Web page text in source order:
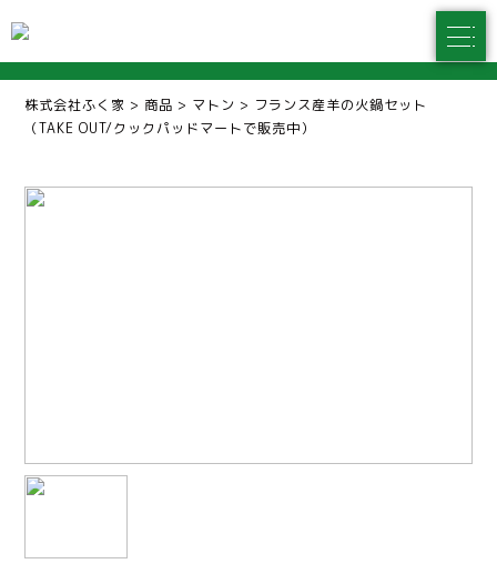
株式会社ふく家 > 商品 > マトン > フランス産羊の火鍋セット
（TAKE OUT/クックパッドマートで販売中）